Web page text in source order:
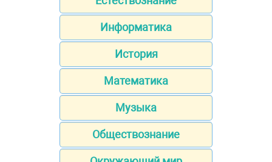
Информатика
История
Математика
Музыка
Обществознание